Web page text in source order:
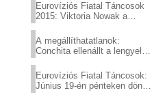
Eurovíziós Fiatal Táncosok
2015: Viktoria Nowak a
A megállíthatatlanok:
Conchita ellenállt a lengyel
Eurovíziós Fiatal Táncosok:
Június 19-én pénteken döntő